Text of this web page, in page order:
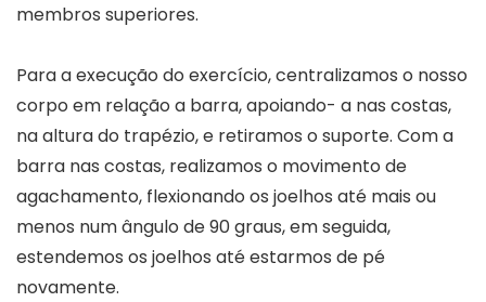
membros superiores.
Para a execução do exercício, centralizamos o nosso
corpo em relação a barra, apoiando- a nas costas,
na altura do trapézio, e retiramos o suporte. Com a
barra nas costas, realizamos o movimento de
agachamento, flexionando os joelhos até mais ou
menos num ângulo de 90 graus, em seguida,
estendemos os joelhos até estarmos de pé
novamente.